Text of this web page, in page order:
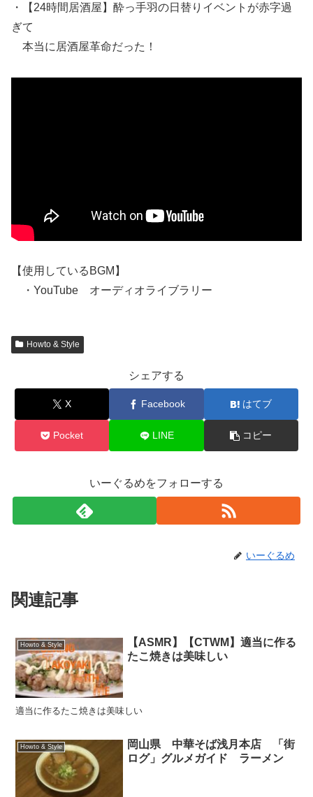
・【24時間居酒屋】酔っ手羽の日替りイベントが赤字過
ぎて
本当に居酒屋革命だった！
【使用しているBGM】
・YouTube オーディオライブラリー
Howto & Style
シェアする
X Facebook はてブ
Pocket LINE コピー
いーぐるめをフォローする
いーぐるめ
関連記事
Howto & Style
【ASMR】【CTWM】適当に作る
たこ焼きは美味しい
適当に作るたこ焼きは美味しい
Howto & Style
岡山県 中華そば浅月本店 「街
ログ」グルメガイド ラーメン